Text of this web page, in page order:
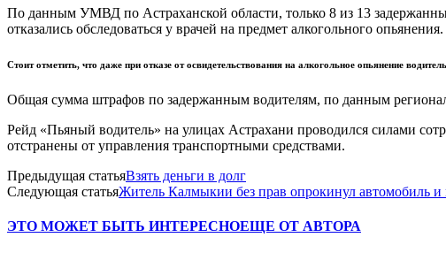
По данным УМВД по Астраханской области, только 8 из 13
отказались обследоваться у врачей на предмет алкогольного опьянения.
Стоит отметить, что даже при отказе от освидетельствования на алкогольное опьянение
Общая сумма штрафов по задержанным водителям, по данным
Рейд «Пьяный водитель» на улицах Астрахани проводился силами
отстранены от управления транспортными средствами.
Предыдущая статьяВзять деньги в долг
Следующая статьяЖитель Калмыкии без прав опрокинул автомобиль и
ЭТО МОЖЕТ БЫТЬ ИНТЕРЕСНОЕЩЕ ОТ АВТОРА